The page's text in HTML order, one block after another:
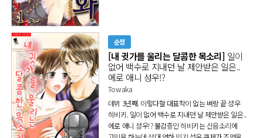
순정
[내 귓가를 울리는 달콤한 목소리] 일이
없어 백수로 지내던 날 제안받은 일은..
에로 애니 성우!?
Towaka
데뷔 3년째. 이렇다할 대표작이 없는 벼랑 끝 성우
히비키. 일이 없어 백수로 지내던 날 제안받은 일은..
에로 애니 성우!? 불감증인 히비키는 신음소리에